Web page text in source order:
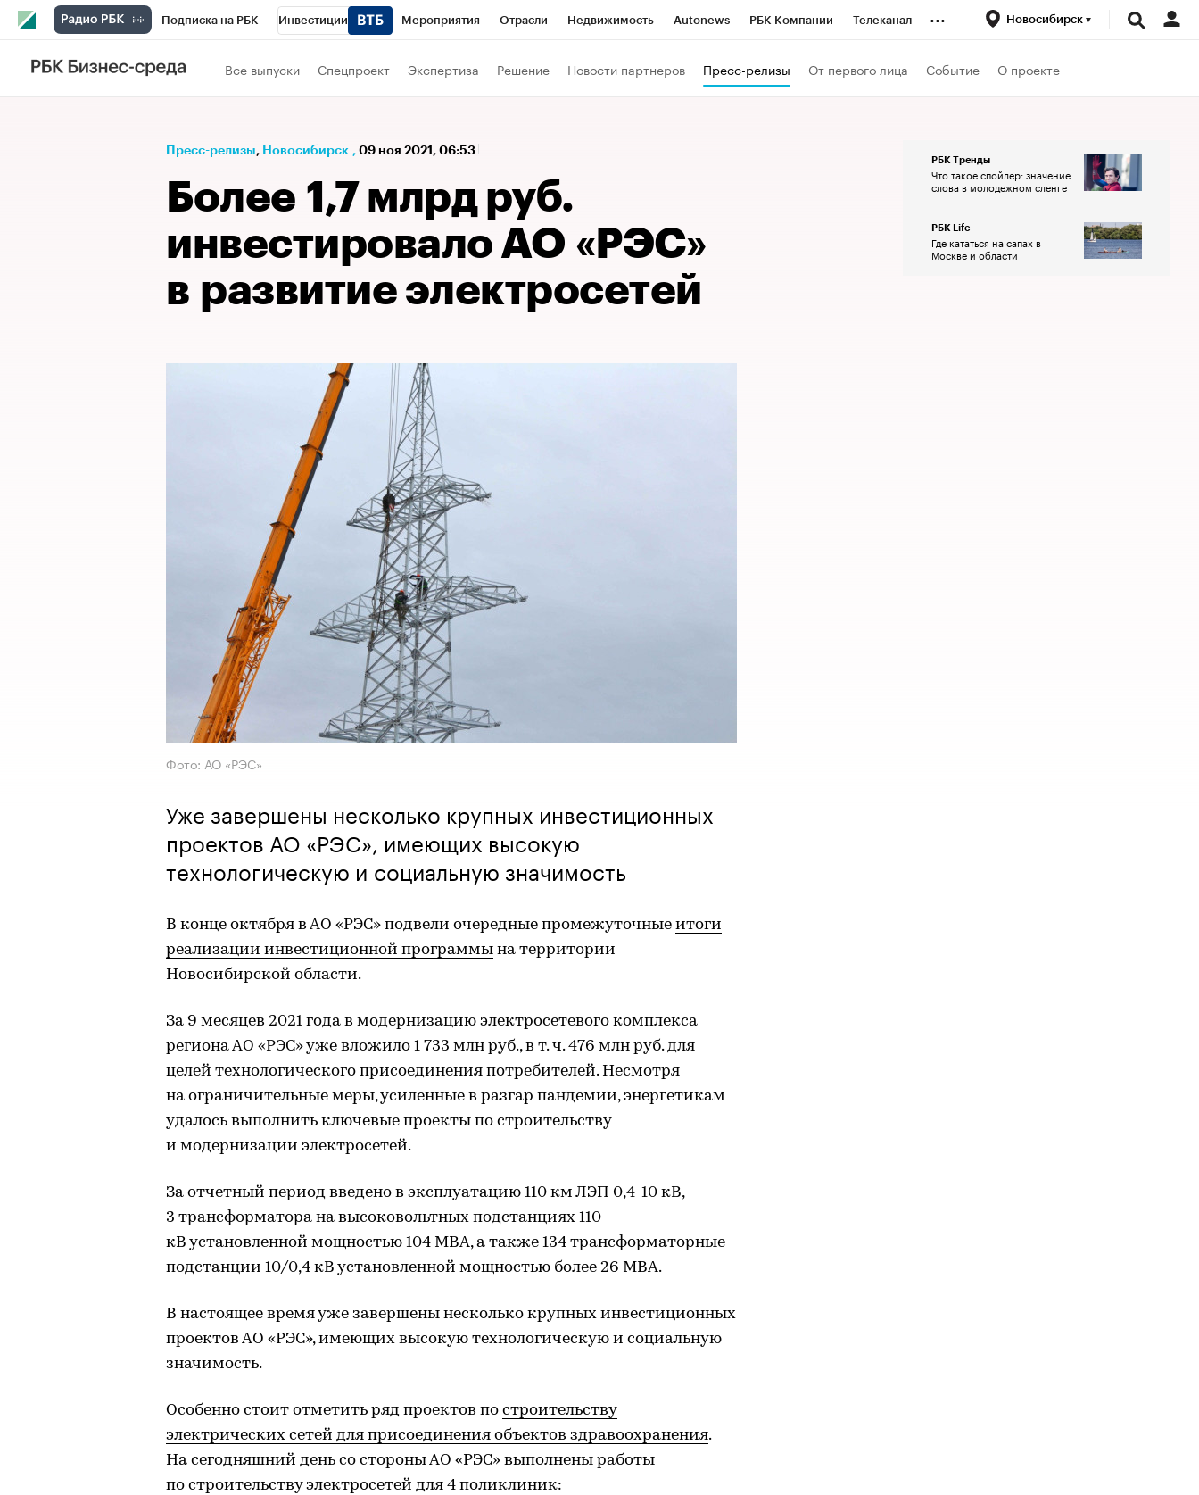
Подписка на РБК Инвестиции Мероприятия Отрасли Недвижимость Autonews РБК Компании Телеканал
РБК Вино
Проверка контрагентов Политика Технологии и медиа
... Новосибирск
Все выпуски Спецпроект Экспертиза Решение Новости партнеров Пресс-релизы От первого лица Событие О проекте
Пресс-релизы⁠, Новосибирск , 09 ноя 2021, 06:53
Более 1,7 млрд руб.
инвестировало АО «РЭС»
в развитие электросетей
Фото: АО «РЭС»
Уже завершены несколько крупных инвестиционных
проектов АО «РЭС», имеющих высокую
технологическую и социальную значимость
В конце октября в АО «РЭС» подвели очередные промежуточные итоги
реализации инвестиционной программы на территории
Новосибирской области.
За 9 месяцев 2021 года в модернизацию электросетевого комплекса
региона АО «РЭС» уже вложило 1 733 млн руб., в т. ч. 476 млн руб. для
целей технологического присоединения потребителей. Несмотря
на ограничительные меры, усиленные в разгар пандемии, энергетикам
удалось выполнить ключевые проекты по строительству
и модернизации электросетей.
За отчетный период введено в эксплуатацию 110 км ЛЭП 0,4-10 кВ,
3 трансформатора на высоковольтных подстанциях 110
кВ установленной мощностью 104 МВА, а также 134 трансформаторные
подстанции 10/0,4 кВ установленной мощностью более 26 МВА.
В настоящее время уже завершены несколько крупных инвестиционных
проектов АО «РЭС», имеющих высокую технологическую и социальную
значимость.
Особенно стоит отметить ряд проектов по строительству
электрических сетей для присоединения объектов здравоохранения.
На сегодняшний день со стороны АО «РЭС» выполнены работы
по строительству электросетей для 4 поликлиник:
РБК Тренды
Что такое спойлер: значение
слова в молодежном сленге
РБК Life
Где кататься на сапах в
Москве и области